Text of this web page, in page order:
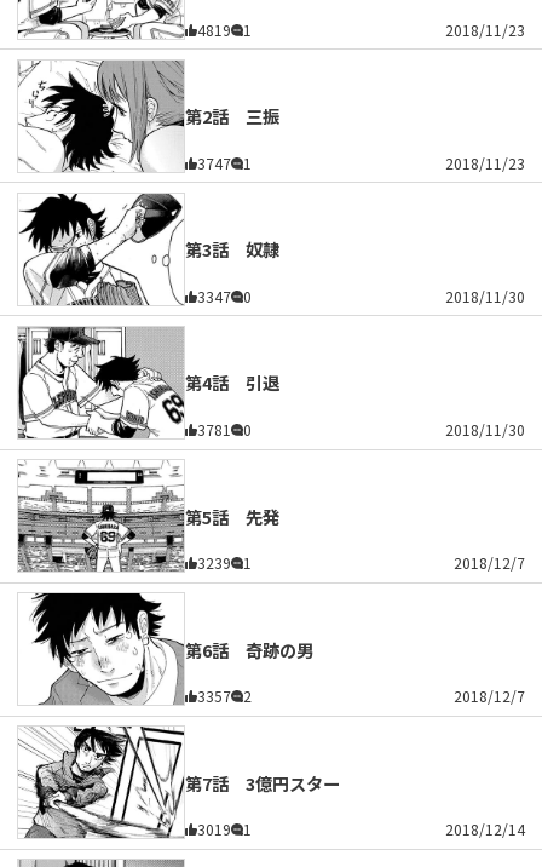
4819 1 2018/11/23
第2話 三振
3747 1 2018/11/23
第3話 奴隷
3347 0 2018/11/30
第4話 引退
3781 0 2018/11/30
第5話 先発
3239 1 2018/12/7
第6話 奇跡の男
3357 2 2018/12/7
第7話 3億円スター
3019 1 2018/12/14